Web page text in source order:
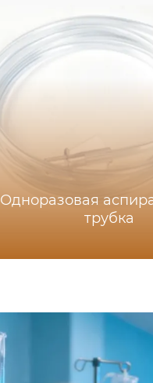
Одноразовая
трубка